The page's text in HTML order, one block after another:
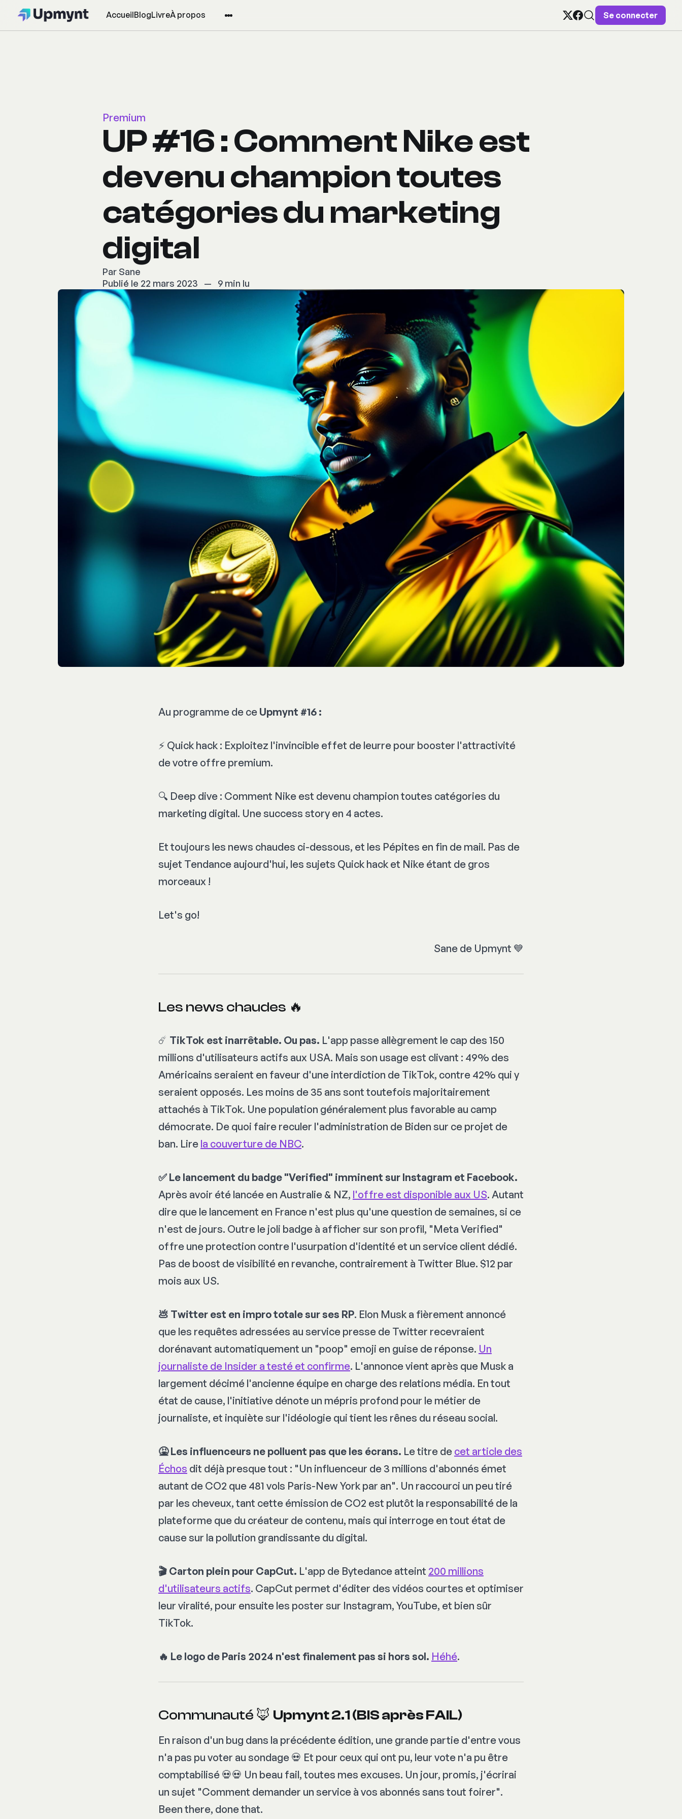
AccueilBlogLivreÀ propos Se connecter
Premium
UP #16 : Comment Nike est
devenu champion toutes
catégories du marketing
digital
Par Sane
Publié le 22 mars 2023
— 9 min lu
Au programme de ce Upmynt #16 :
⚡️ Quick hack : Exploitez l'invincible effet de leurre pour booster l'attractivité
de votre offre premium.
🔍 Deep dive : Comment Nike est devenu champion toutes catégories du
marketing digital. Une success story en 4 actes.
Et toujours les news chaudes ci-dessous, et les Pépites en fin de mail. Pas de
sujet Tendance aujourd'hui, les sujets Quick hack et Nike étant de gros
morceaux !
Let's go!
Sane de Upmynt 💙
Les news chaudes 🔥
☄️ TikTok est inarrêtable. Ou pas. L'app passe allègrement le cap des 150
millions d'utilisateurs actifs aux USA. Mais son usage est clivant : 49% des
Américains seraient en faveur d'une interdiction de TikTok, contre 42% qui y
seraient opposés. Les moins de 35 ans sont toutefois majoritairement
attachés à TikTok. Une population généralement plus favorable au camp
démocrate. De quoi faire reculer l'administration de Biden sur ce projet de
ban. Lire la couverture de NBC.
✅ Le lancement du badge "Verified" imminent sur Instagram et Facebook.
Après avoir été lancée en Australie & NZ, l'offre est disponible aux US. Autant
dire que le lancement en France n'est plus qu'une question de semaines, si ce
n'est de jours. Outre le joli badge à afficher sur son profil, "Meta Verified"
offre une protection contre l'usurpation d'identité et un service client dédié.
Pas de boost de visibilité en revanche, contrairement à Twitter Blue. $12 par
mois aux US.
💩 Twitter est en impro totale sur ses RP. Elon Musk a fièrement annoncé
que les requêtes adressées au service presse de Twitter recevraient
dorénavant automatiquement un "poop" emoji en guise de réponse. Un
journaliste de Insider a testé et confirme. L'annonce vient après que Musk a
largement décimé l'ancienne équipe en charge des relations média. En tout
état de cause, l'initiative dénote un mépris profond pour le métier de
journaliste, et inquiète sur l'idéologie qui tient les rênes du réseau social.
🤮 Les influenceurs ne polluent pas que les écrans. Le titre de cet article des
Échos dit déjà presque tout : "Un influenceur de 3 millions d'abonnés émet
autant de CO2 que 481 vols Paris-New York par an". Un raccourci un peu tiré
par les cheveux, tant cette émission de CO2 est plutôt la responsabilité de la
plateforme que du créateur de contenu, mais qui interroge en tout état de
cause sur la pollution grandissante du digital.
🎬 Carton plein pour CapCut. L'app de Bytedance atteint 200 millions
d'utilisateurs actifs. CapCut permet d'éditer des vidéos courtes et optimiser
leur viralité, pour ensuite les poster sur Instagram, YouTube, et bien sûr
TikTok.
🔥 Le logo de Paris 2024 n'est finalement pas si hors sol. Héhé.
Communauté 🦊 Upmynt 2.1 (BIS après FAIL)
En raison d'un bug dans la précédente édition, une grande partie d'entre vous
n'a pas pu voter au sondage 💀 Et pour ceux qui ont pu, leur vote n'a pu être
comptabilisé 💀💀 Un beau fail, toutes mes excuses. Un jour, promis, j'écrirai
un sujet "Comment demander un service à vos abonnés sans tout foirer".
Been there, done that.